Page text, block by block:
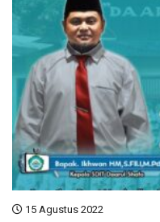
15 Agustus 2022